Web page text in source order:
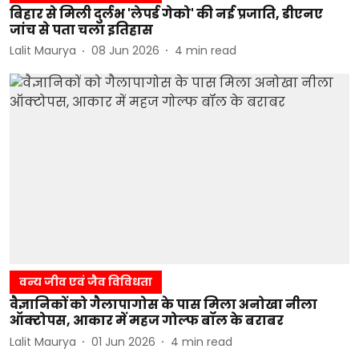
बिहार से मिली दुर्लभ 'लेपर्ड गेको' की नई प्रजाति, डीएनए
जांच से पता चला इतिहास
Lalit Maurya 08 Jun 2026 4 min read
वन्य जीव एवं जैव विविधता
वैज्ञानिकों को गैलापागोस के पास मिला अनोखा नीला
ऑक्टोपस, आकार में महज गोल्फ बॉल के बराबर
Lalit Maurya 01 Jun 2026 4 min read